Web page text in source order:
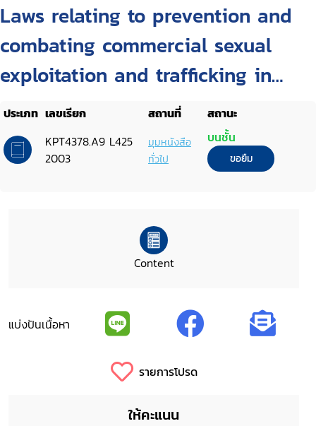
Laws relating to prevention and
combating commercial sexual
exploitation and trafficking in
women and children
ประเภท เลขเรียก สถานที่
สถานะ
KPT4378.A9 L425
2003
มุมหนังสือ
ทั่วไป
บนชั้น
ขอยืม
Content
แบ่งปันเนื้อหา
รายการโปรด
ให้คะแนน